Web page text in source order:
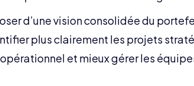
d’une vision consolidée du
plus clairement les projets
et mieux gérer les